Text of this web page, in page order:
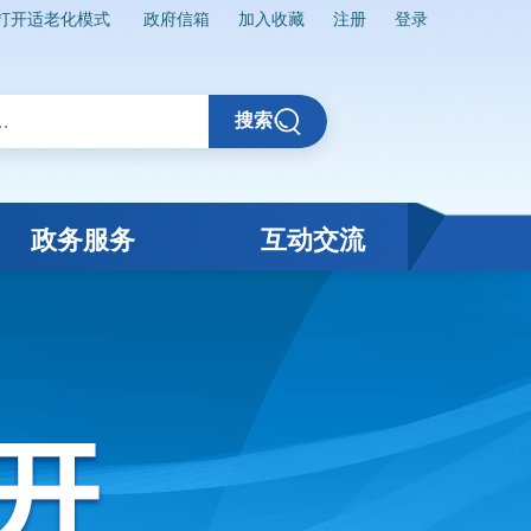
开适老化模式 政府信箱 加入收藏 注册 登录
搜索
政务服务 互动交流